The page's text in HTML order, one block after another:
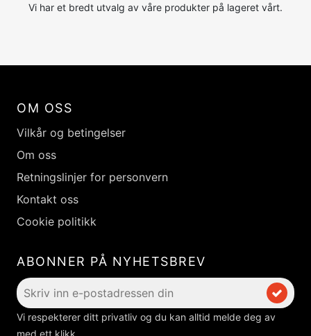
Vi har et bredt utvalg av våre produkter på lageret vårt.
OM OSS
Vilkår og betingelser
Om oss
Retningslinjer for personvern
Kontakt oss
Cookie politikk
ABONNER PÅ NYHETSBREV
Vi respekterer ditt privatliv og du kan alltid melde deg av
med ett klikk